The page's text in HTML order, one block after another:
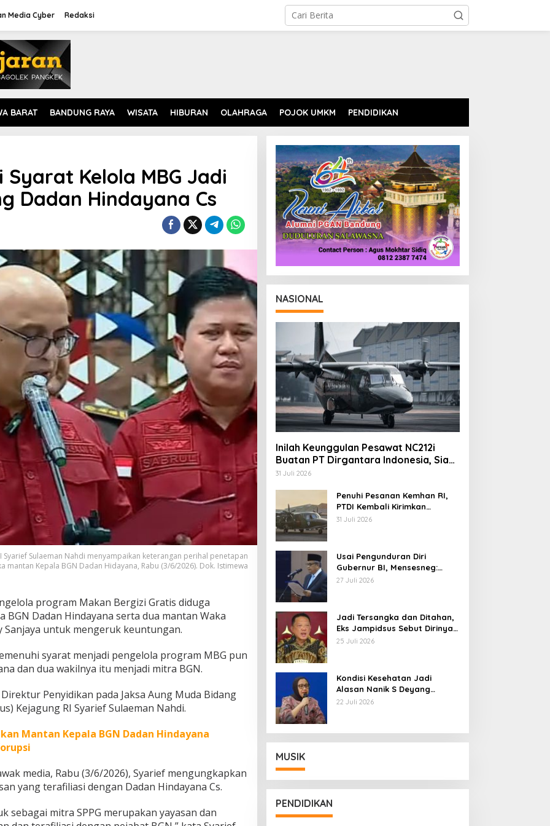
Media Cyber Redaksi
BARAT BANDUNG RAYA WISATA HIBURAN OLAHRAGA POJOK UMKM PENDIDIKAN
Syarat Kelola MBG Jadi
Dadan Hindayana Cs
Syarief Sulaeman Nahdi menyampaikan keterangan perihal penetapan
mantan Kepala BGN Dadan Hidayana, Rabu (3/6/2026). Dok. Istimewa
program Makan Bergizi Gratis diduga
BGN Dadan Hindayana serta dua mantan Waka
Sanjaya untuk mengeruk keuntungan.
syarat menjadi pengelola program MBG pun
dan dua wakilnya itu menjadi mitra BGN.
Penyidikan pada Jaksa Aung Muda Bidang
Kejagung RI Syarief Sulaeman Nahdi.
Mantan Kepala BGN Dadan Hindayana
media, Rabu (3/6/2026), Syarief mengungkapkan
yang terafiliasi dengan Dadan Hindayana Cs.
sebagai mitra SPPG merupakan yayasan dan
NASIONAL
Inilah Keunggulan Pesawat NC212i
Buatan PT Dirgantara Indonesia, Siap
Dukung Berbagai Operasi TNI
31 Juli 2026
Penuhi Pesanan Kemhan RI,
PTDI Kembali Kirimkan
Pesawat NC212i ke Pangkalan
31 Juli 2026
Usai Pengunduran Diri
Gubernur BI, Mensesneg:
Segera Terbit Keppres
27 Juli 2026
Jadi Tersangka dan Ditahan,
Eks Jampidsus Sebut Dirinya
Korban Kriminalisasi
25 Juli 2026
Kondisi Kesehatan Jadi
Alasan Nanik S Deyang
Mundur dari BGN, Prabowo
22 Juli 2026
MUSIK
PENDIDIKAN